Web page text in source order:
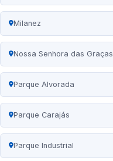
Milanez
Nossa Senhora das Graças
Parque Alvorada
Parque Carajás
Parque Industrial